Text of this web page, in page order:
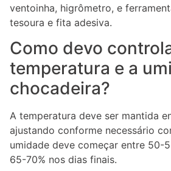
ventoinha, higrômetro, e
tesoura e fita adesiva.
Como devo
temperatura e a
chocadeira?
A temperatura deve ser mantida
ajustando conforme necessário
umidade deve começar entre 50-
65-70% nos dias finais.